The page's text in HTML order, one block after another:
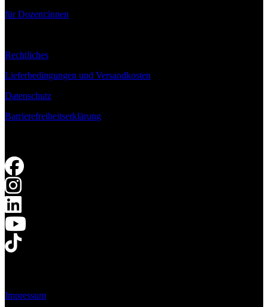
für Dozent:innen
Rechtliches
Lieferbedingungen und Versandkosten
Datenschutz
Barrierefreiheitserklärung
Impressum